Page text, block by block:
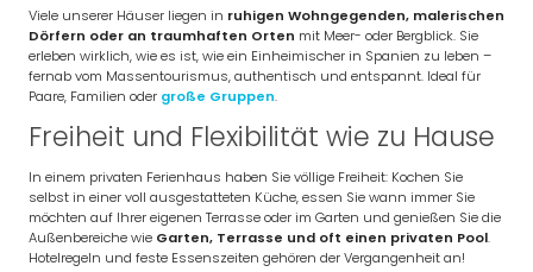
Viele unserer Häuser liegen in ruhigen Wohngegenden, malerischen
Dörfern oder an traumhaften Orten mit Meer- oder Bergblick. Sie
erleben wirklich, wie es ist, wie ein Einheimischer in Spanien zu leben –
fernab vom Massentourismus, authentisch und entspannt. Ideal für
Paare, Familien oder große Gruppen.
Freiheit und Flexibilität wie zu Hause
In einem privaten Ferienhaus haben Sie völlige Freiheit: Kochen Sie
selbst in einer voll ausgestatteten Küche, essen Sie wann immer Sie
möchten auf Ihrer eigenen Terrasse oder im Garten und genießen Sie die
Außenbereiche wie Garten, Terrasse und oft einen privaten Pool.
Hotelregeln und feste Essenszeiten gehören der Vergangenheit an!